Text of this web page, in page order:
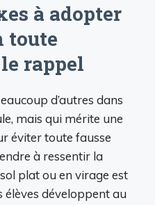
à adopter
toute
rappel
d’autres dans
mais qui mérite une
éviter toute fausse
à ressentir la
plat ou en virage est
élèves développent au